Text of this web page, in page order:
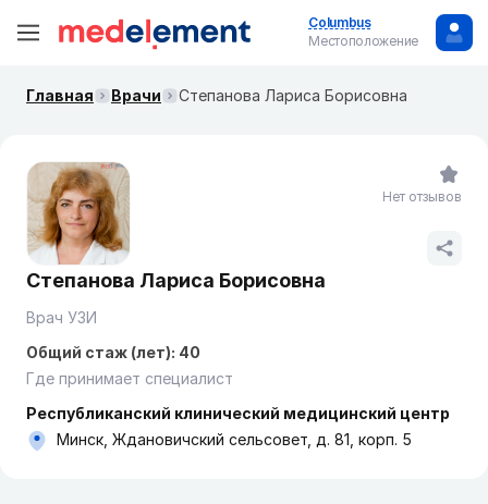
Columbus
Местоположение
Главная Врачи Степанова Лариса Борисовна
Степанова Лариса Борисовна
Врач УЗИ
Общий стаж (лет): 40
Где принимает специалист
Республиканский клинический медицинский центр
Минск, Ждановичский сельсовет, д. 81, корп. 5
Нет отзывов